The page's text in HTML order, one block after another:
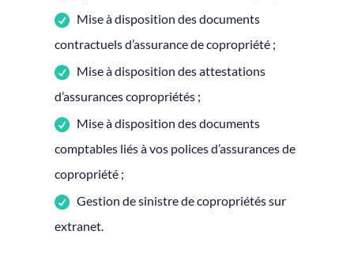
Mise à disposition des documents
contractuels d’assurance de copropriété ;
Mise à disposition des attestations
d’assurances copropriétés ;
Mise à disposition des documents
comptables liés à vos polices d’assurances de
copropriété ;
Gestion de sinistre de copropriétés sur
extranet.